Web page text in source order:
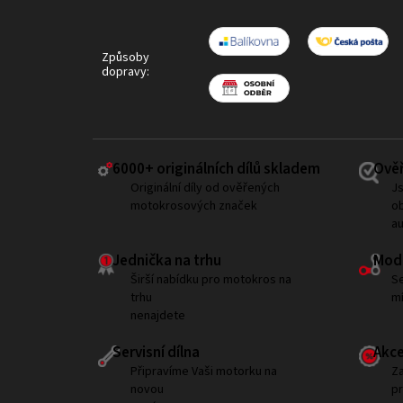
Způsoby
dopravy:
6000+ ​originálních dílů skladem
Originální díly od ověřených
motokrosových značek
Jednička na trhu
Širší nabídku pro motokros na
trhu
nenajdete
Servisní dílna
Připravíme Vaši motorku na
novou